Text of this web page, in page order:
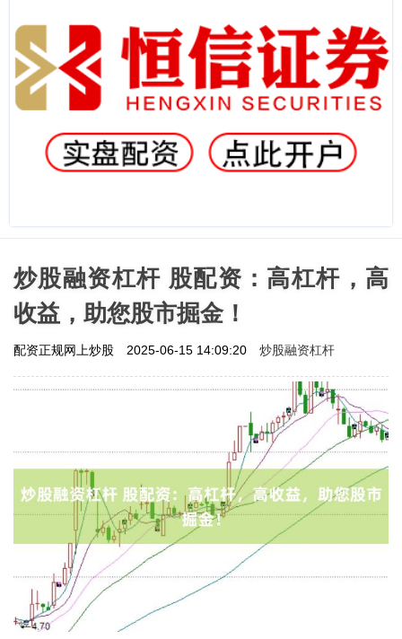
炒股融资杠杆 股配资：高杠杆，高
收益，助您股市掘金！
配资正规网上炒股 2025-06-15 14:09:20 炒股融资杠杆